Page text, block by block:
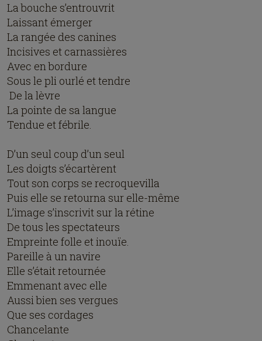
La bouche s’entrouvrit
Laissant émerger
La rangée des canines
Incisives et carnassières
Avec en bordure
Sous le pli ourlé et tendre
De la lèvre
La pointe de sa langue
Tendue et fébrile.
D’un seul coup d’un seul
Les doigts s’écartèrent
Tout son corps se recroquevilla
Puis elle se retourna sur elle-même
L’image s’inscrivit sur la rétine
De tous les spectateurs
Empreinte folle et inouïe.
Pareille à un navire
Elle s’était retournée
Emmenant avec elle
Aussi bien ses vergues
Que ses cordages
Chancelante